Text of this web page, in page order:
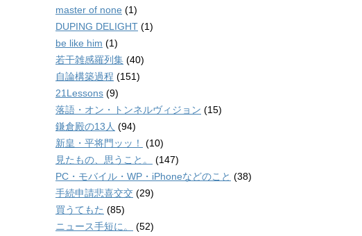
master of none (1)
DUPING DELIGHT (1)
be like him (1)
若干雑感羅列集 (40)
自論構築過程 (151)
21Lessons (9)
落語・オン・トンネルヴィジョン (15)
鎌倉殿の13人 (94)
新皇・平将門ッッ！
(10)
見たもの、思うこと。
(147)
PC・モバイル・WP・iPhoneなどのこと (38)
手続申請悲喜交交 (29)
買うてもた (85)
ニュース手短に。
(52)